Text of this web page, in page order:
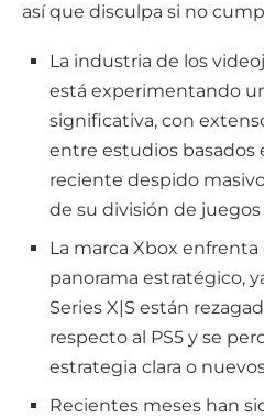
así que disculpa si no
La industria de los
está experimentando
significativa, con
entre estudios basados
reciente despido
de su división de juegos
La marca Xbox enfrenta
panorama estratégico,
Series X|S están
respecto al PS5 y se
estrategia clara o
Recientes meses han